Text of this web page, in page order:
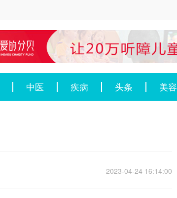
中医 疾病 头条 美容
2023-04-24 16:14:00